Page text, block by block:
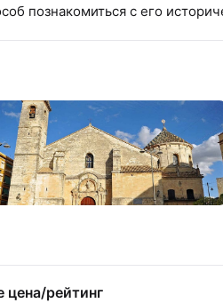
познакомиться с его
рейтинг